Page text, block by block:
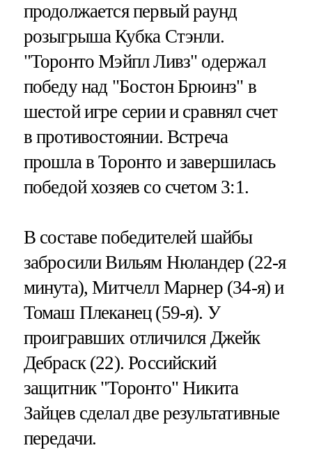
продолжается первый раунд
розыгрыша Кубка Стэнли.
"Торонто Мэйпл Ливз" одержал
победу над "Бостон Брюинз" в
шестой игре серии и сравнял счет
в противостоянии. Встреча
прошла в Торонто и завершилась
победой хозяев со счетом 3:1.
В составе победителей шайбы
забросили Вильям Нюландер (22-я
минута), Митчелл Марнер (34-я) и
Томаш Плеканец (59-я). У
проигравших отличился Джейк
Дебраск (22). Российский
защитник "Торонто" Никита
Зайцев сделал две результативные
передачи.